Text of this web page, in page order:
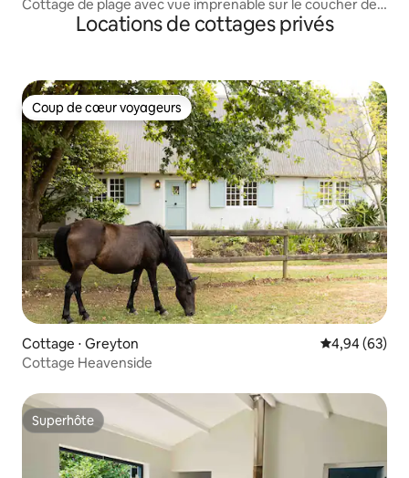
Cottage de plage avec vue imprenable sur le coucher de
Locations de cottages privés
Coup de cœur voyageurs
Coup de cœur voyageurs
Cottage ⋅ Greyton Évaluation
4,94 (63)
Cottage Heavenside
Superhôte
Superhôte